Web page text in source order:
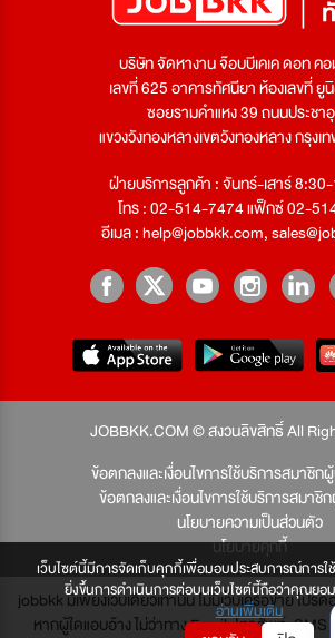
เว็บไซต์นี้มีการจัดเก็บคุกกี้เพื่อมอบประสบการณ์การใ
ยิ่งขึ้นการดำเนินการต่อบนเว็บไซต์นี้ถือว่าคุณยอ
อ่านเพิ่มเติม
บริษัท จัดหางาน จ๊อบบีเคเค ดอท ค
เลขที่ 625 อาคารทัศนียา ห้องเลขที่ ยู
ซอยรามคำแหง 39 ถนนประชา
แขวงวังทองหลางเขตวังทองหลาง กรุง
ฝ่ายบริการลูกค้า : จันทร์-เสาร์
โทร : 02-514-7474 แฟ็กซ์ 02-
อีเมล :help@jobbkk.com,
JOBBKK.COM © สงวนลิขสิทธิ์ All
ข้อตกลงและเงื่อนไขการใช้บริการสมาชิก
ข้อตกลงและเงื่อนไขการใช้บริการสมาชิ
นโยบายความเป็นส่วนตัว
นโยบายคุกกี้
jobbkk มีเพียงเว็บเดียวเท่านั้น ไม่มีเว็บเครือข่าย โปร
หากผู้ใดแอบอ้าง ไม่ว่าทาง Email, โทรศัพท์,